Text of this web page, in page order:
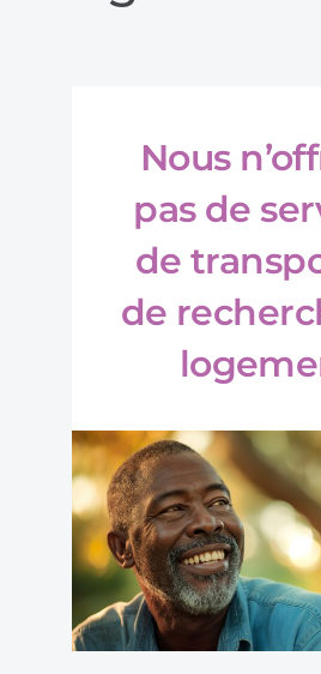
Nous
pas de
de
de